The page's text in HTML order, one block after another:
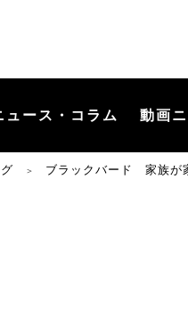
ュース・コラム 動画
＞ ブラックバード 家族が